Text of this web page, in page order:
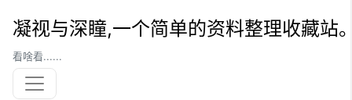
凝视与深瞳,一个简单的资料整理收藏站
看啥看......